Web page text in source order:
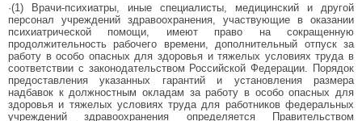
·(1) Врачи-психиатры, иные специалисты, медицинский и другой
персонал учреждений здравоохранения, участвующие в оказании
психиатрической помощи, имеют право на сокращенную
продолжительность рабочего времени, дополнительный отпуск за
работу в особо опасных для здоровья и тяжелых условиях труда в
соответствии с законодательством Российской Федерации. Порядок
предоставления указанных гарантий и установления размера
надбавок к должностным окладам за работу в особо опасных для
здоровья и тяжелых условиях труда для работников федеральных
учреждений здравоохранения определяется Правительством